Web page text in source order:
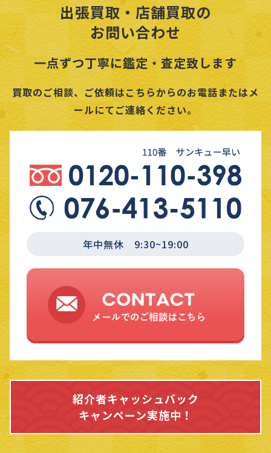
出張買取・店舗買取の
お問い合わせ
一点ずつ丁寧に鑑定・査定致します
買取のご相談、ご依頼はこちらからのお電話またはメ
ールにてご連絡ください。
年中無休 9:30~19:00
紹介者キャッシュバック
キャンペーン実施中！